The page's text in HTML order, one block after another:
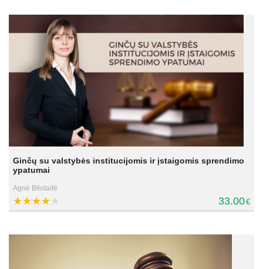
Ginčų su valstybės institucijomis ir įstaigomis sprendimo
ypatumai
Agnė Bilotaitė
33.00€